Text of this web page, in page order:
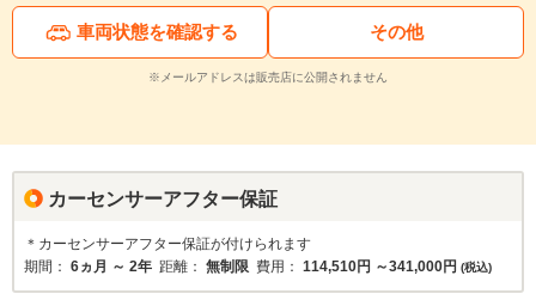
車両状態を確認する その他
※メールアドレスは販売店に公開されません
カーセンサーアフター保証
＊カーセンサーアフター保証が付けられます
期間： 6ヵ月 ～ 2年 距離： 無制限 費用： 114,510円 ～341,000円 (税込)